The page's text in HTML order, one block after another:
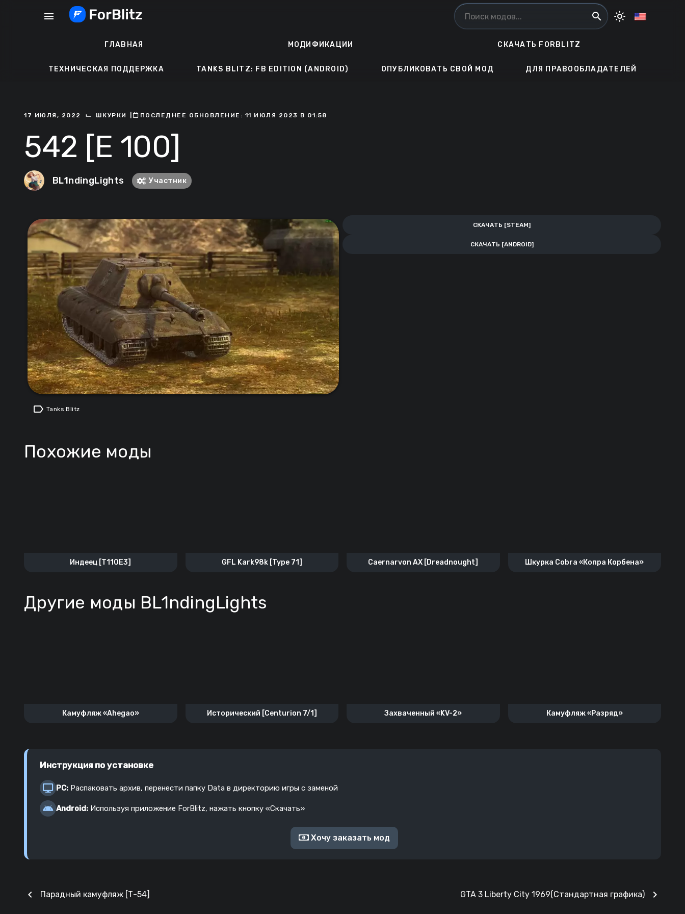
menu search light_mode
ГЛАВНАЯ МОДИФИКАЦИИ СКАЧАТЬ FORBLITZ
ТЕХНИЧЕСКАЯ ПОДДЕРЖКА TANKS BLITZ: FB EDITION (ANDROID) ОПУБЛИКОВАТЬ СВОЙ МОД ДЛЯ ПРАВООБЛАДАТЕЛЕЙ
17 ИЮЛЯ, 2022 ⌙ ШКУРКИ ㅤПОСЛЕДНЕЕ ОБНОВЛЕНИЕ: 11 ИЮЛЯ 2023 В 01:58
542 [E 100]
BL1ndingLights Участник
СКАЧАТЬ [STEAM]
СКАЧАТЬ [ANDROID]
label Tanks Blitz
Похожие моды
Индеец [T110E3] GFL Kark98k [Type 71] Caernarvon AX [Dreadnought] Шкурка Cobra «Копра Корбена»
Другие моды BL1ndingLights
Камуфляж «Ahegao» Исторический [Centurion 7/1] Захваченный «KV-2» Камуфляж «Разряд»
Инструкция по установке
PC: Распаковать архив, перенести папку Data в директорию игры с заменой
Android: Используя приложение ForBlitz, нажать кнопку «Скачать»
Хочу заказать мод
chevron_left Парадный камуфляж [Т-54] GTA 3 Liberty City 1969(Стандартная графика) chevron_right